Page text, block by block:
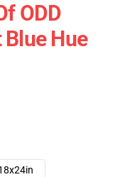
ODD
Blue Hue